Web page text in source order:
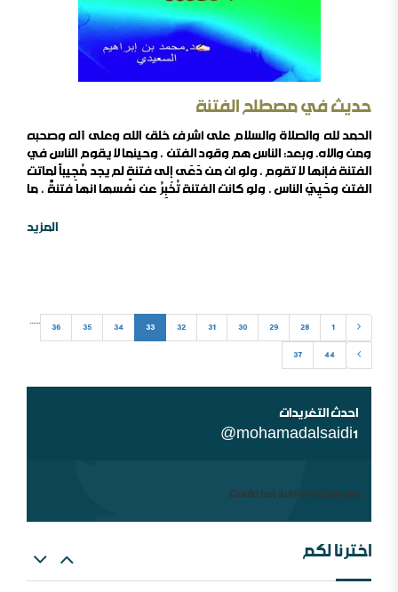
حديث في مصطلح الفتنة
الحمد لله والصلاة والسلام على أشرف خلق الله وعلى آله وصحبه
ومن والاه. وبعد: الناس هم وقود الفتن ، وحينما لا يقوم الناس في
الفتنة فإنها لا تقوم ، ولو أن من دَعَى إلى فتنةٍ لم يجد مُجِيباً لماتت
الفتن وحَيِيَ الناس . ولو كانت الفتنة تُخْبِرُ عن نفسها أنها فتنةٌ ، ما
المزيد
1
... 28
29
30
31
32
33
34
35
36
37
...
44
احدث التغريدات
@mohamadalsaidi1
Could not authenticate you.
اخترنا لكم
أين السلفية من الانفصاليين في اليمن
شبهات عن الغلو عند السلفيين . ومنه مقتضبات من مقالات
سابقة